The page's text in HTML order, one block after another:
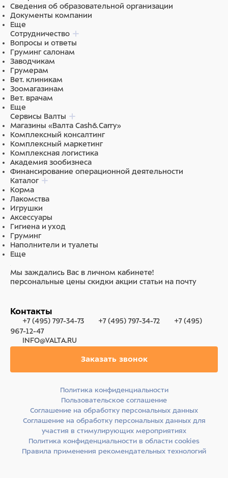
Сведения об образовательной организации
Документы компании
Еще
Сотрудничество
Вопросы и ответы
Груминг салонам
Заводчикам
Грумерам
Вет. клиникам
Зоомагазинам
Вет. врачам
Еще
Сервисы Валты
Магазины «Валта Cash&Carry»
Комплексный консалтинг
Комплексный маркетинг
Комплексная логистика
Академия зообизнеса
Финансирование операционной деятельности
Каталог
Корма
Лакомства
Игрушки
Аксессуары
Гигиена и уход
Груминг
Наполнители и туалеты
Еще
Мы заждались Вас в личном кабинете!
персональные цены скидки акции статьи на почту
Контакты
+7 (495) 797-34-73 +7 (495) 797-34-72
+7 (495)
967-12-47
INFO@VALTA.RU
Заказать звонок
Политика конфиденциальности
Пользовательское соглашение
Соглашение на обработку персональных данных
Соглашение на обработку персональных данных для
участия в стимулирующих мероприятиях
Политика конфиденциальности в области cookies
Правила применения рекомендательных технологий